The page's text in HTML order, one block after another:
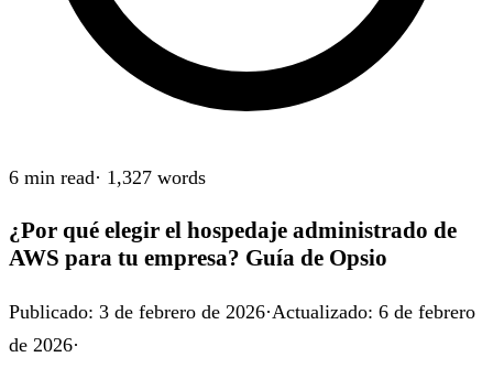
6 min read· 1,327 words
¿Por qué elegir el hospedaje administrado de
AWS para tu empresa? Guía de Opsio
Publicado: 3 de febrero de 2026·Actualizado: 6 de febrero
de 2026·